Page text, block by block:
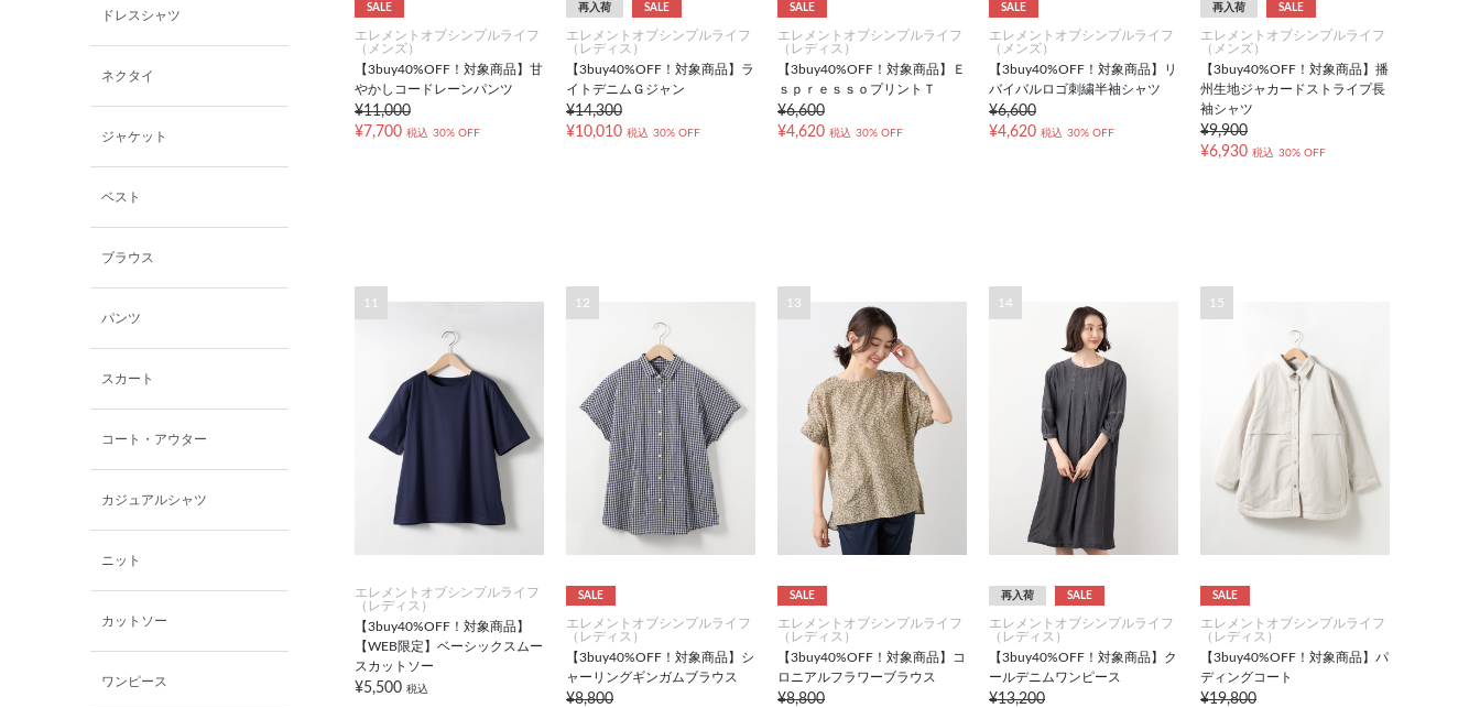
ドレスシャツ
ネクタイ
ジャケット
ベスト
ブラウス
パンツ
スカート
コート・アウター
カジュアルシャツ
ニット
カットソー
ワンピース
SALE
エレメントオブシンプルライフ
（メンズ）
【3buy40%OFF！対象商品】甘
やかしコードレーンパンツ
¥11,000
¥7,700 税込 30% OFF
再入荷 SALE
エレメントオブシンプルライフ
（レディス）
【3buy40%OFF！対象商品】ラ
イトデニムＧジャン
¥14,300
¥10,010 税込 30% OFF
SALE
エレメントオブシンプルライフ
（レディス）
【3buy40%OFF！対象商品】Ｅ
ｓｐｒｅｓｓｏプリントＴ
¥6,600
¥4,620 税込 30% OFF
SALE
エレメントオブシンプルライフ
（メンズ）
【3buy40%OFF！対象商品】リ
バイバルロゴ刺繍半袖シャツ
¥6,600
¥4,620 税込 30% OFF
再入荷 SALE
エレメントオブシンプルライフ
（メンズ）
【3buy40%OFF！対象商品】播
州生地ジャカードストライプ長
袖シャツ
¥9,900
¥6,930 税込 30% OFF
11
エレメントオブシンプルライフ
（レディス）
【3buy40%OFF！対象商品】
【WEB限定】ベーシックスムー
スカットソー
¥5,500 税込
12
SALE
エレメントオブシンプルライフ
（レディス）
【3buy40%OFF！対象商品】シ
ャーリングギンガムブラウス
¥8,800
13
SALE
エレメントオブシンプルライフ
（レディス）
【3buy40%OFF！対象商品】コ
ロニアルフラワーブラウス
¥8,800
14
再入荷 SALE
エレメントオブシンプルライフ
（レディス）
【3buy40%OFF！対象商品】ク
ールデニムワンピース
¥13,200
15
SALE
エレメントオブシンプルライフ
（レディス）
【3buy40%OFF！対象商品】パ
ディングコート
¥19,800